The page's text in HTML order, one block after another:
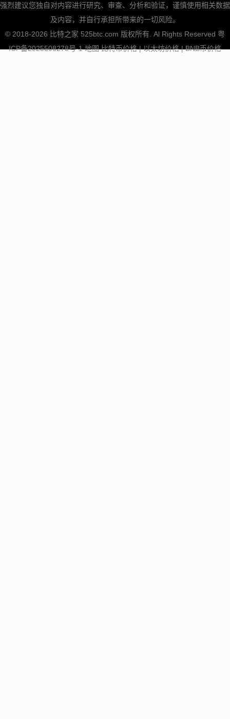
强烈建议您独自对内容进行研究、审查、分析和验证，谨慎使用相关数据
及内容，并自行承担所带来的一切风险。
© 2018-2026 比特之家 525btc.com 版权所有. Al Rights Reserved 粤
ICP备2025508278号-1 地图 比特币价格|以太坊价格|BNB币价格